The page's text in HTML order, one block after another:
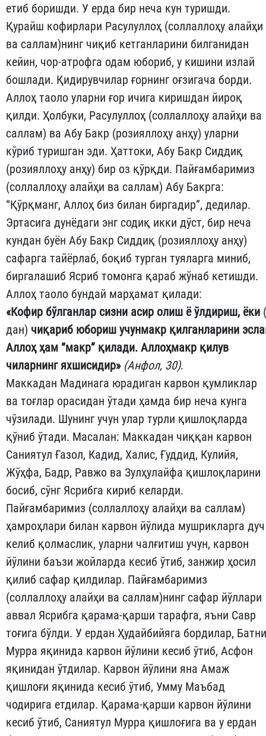
етиб бо­риш­ди. У ерда бир неча кун туришди.
Қурайш кофирлари Расулуллоҳ (соллаллоҳу алайҳи
ва саллам)нинг чиқиб кетганларини билгани­дан
кейин, чор-атрофга одам юбориб, у кишини излай
бошлади. Қидирувчилар ғорнинг оғзигача борди.
Аллоҳ таоло уларни ғор ичига киришдан йироқ
қилди. Ҳолбуки, Расулуллоҳ (соллалло­ҳу алайҳи ва
саллам) ва Абу Бакр (розияллоҳу анҳу) уларни
кўриб ту­ришган эди. Ҳаттоки, Абу Бакр Сиддиқ
(розияллоҳу анҳу) бир оз қўрқди. Пайғамбаримиз
(соллаллоҳу алайҳи ва саллам) Абу Бакр­га:
“Қўрқманг, Аллоҳ биз билан биргадир”, дедилар.
Эртасига дунёдаги энг содиқ икки дўст, бир неча
кундан буён Абу Бакр Сиддиқ (розияллоҳу анҳу)
сафарга тайёрлаб, боқиб тур­ган туяларга миниб,
биргалашиб Ясриб томонга қараб жўнаб ке­тиш­ди.
Аллоҳ таоло бундай марҳамат қилади:
«Кофир бўлганлар сизни асир олиш ё ўлдириш, ёки
дан) чиқариб юбориш учунмакр қилганларини
Аллоҳ ҳам “макр” қилади. Аллоҳмакр қилув
чиларнинг яхшисидир» (Анфол, 30).
Маккадан Мадинага юрадиган карвон қумликлар
ва тоғлар орасидан ўтади ҳамда бир неча кунга
чўзилади. Шунинг учун улар турли қишлоқларда
қўниб ўтади. Масалан: Маккадан чиққан карвон
Саниятул Ғазол, Кадид, Халис, Ғуддид, Кулийя,
Жўҳфа, Бадр, Равжо ва Зулҳулайфа қишлоқларини
босиб, сўнг Ясрибга ки­риб келарди.
Пайғамбаримиз (соллаллоҳу алайҳи ва саллам)
ҳамроҳлари би­лан карвон йўлида мушрикларга дуч
келиб қолмаслик, улар­ни чалғитиш учун, карвон
йўлини баъзи жойларда кесиб ўтиб, зан­жир ҳосил
қилиб сафар қилдилар. Пайғамбаримиз
(соллаллоҳу алай­ҳи ва саллам)нинг сафар йўллари
аввал Ясрибга қарама-қарши тарафга, яъни Савр
тоғига бўлди. У ердан Ҳудай­бийяга бордилар, Батни
Мурра яқинида карвон йўлини кесиб ўтиб, Асфон
яқинидан ўтдилар. Карвон йўлини яна Амаж
қишлоғи яқинида кесиб ўтиб, Умму Маъбад
чодирига етдилар. Қарама-қар­ши карвон йўлини
кесиб ўтиб, Саниятул Мурра қишлоғига ва у ердан